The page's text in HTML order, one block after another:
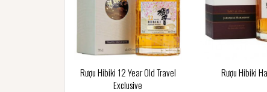
Rượu Hibiki 12 Year Old Travel
Exclusive
Rượu Hibiki